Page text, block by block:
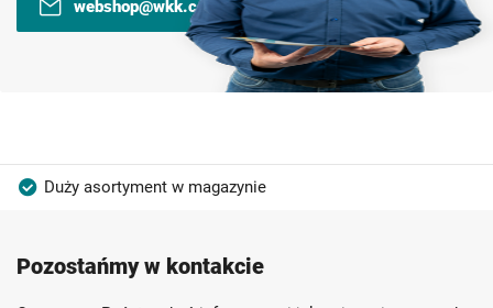
webshop@wkk.com.pl
Duży asortyment w magazynie
Szybka dostawa
Indywidualni doradcy
Ponad 40 lat doświadczenia
Pozostańmy w kontakcie